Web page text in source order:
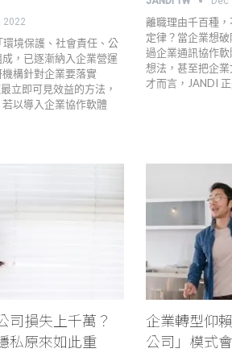
2022
環境保護、社會責任、公
，已逐漸納入企業營運
構針對企業要落實
立即可見效益的方法，
以導入企業協作軟體
離職理由千百種
定律？當企業想
過企業通訊協作
想法，甚至把企
才而言，JANDI
司損失上千萬？
私原來如此重
企業轉型仰
公司」模式